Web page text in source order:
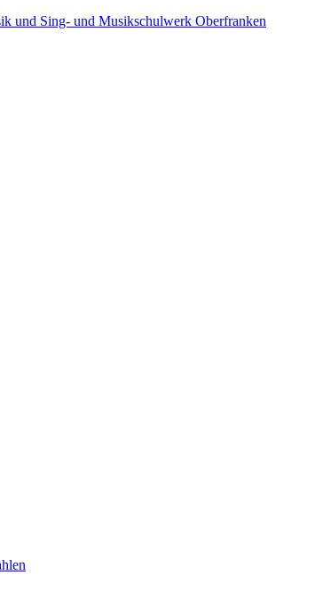
und Sing- und Musikschulwerk Oberfranken